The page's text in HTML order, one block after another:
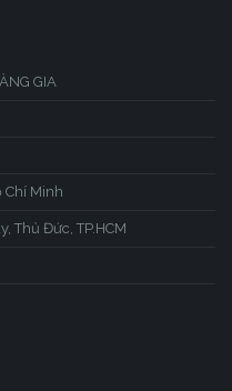
GIA
Chí Minh
Thủ Đức, TP.HCM